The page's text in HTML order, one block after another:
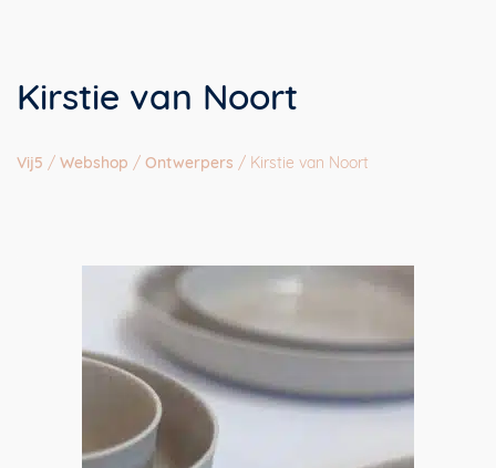
Kirstie van Noort
Vij5 / Webshop / Ontwerpers / Kirstie van Noort